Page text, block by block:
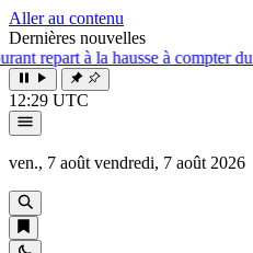
Aller au contenu
Dernières nouvelles
à la hausse à compter du 1er août
12:29 UTC
ven., 7 août vendredi, 7 août 2026